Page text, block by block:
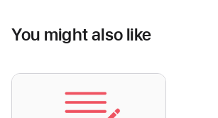
You might also like